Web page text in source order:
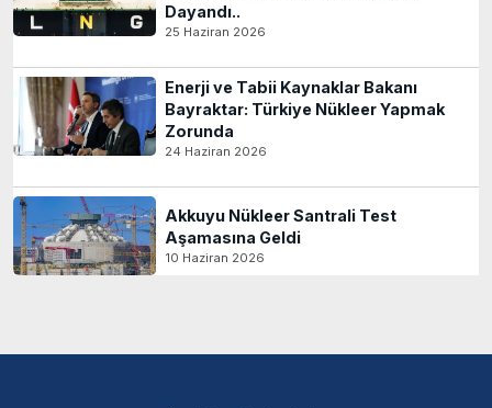
Dayandı..
25 Haziran 2026
Enerji ve Tabii Kaynaklar Bakanı
Bayraktar: Türkiye Nükleer Yapmak
Zorunda
24 Haziran 2026
Akkuyu Nükleer Santrali Test
Aşamasına Geldi
10 Haziran 2026